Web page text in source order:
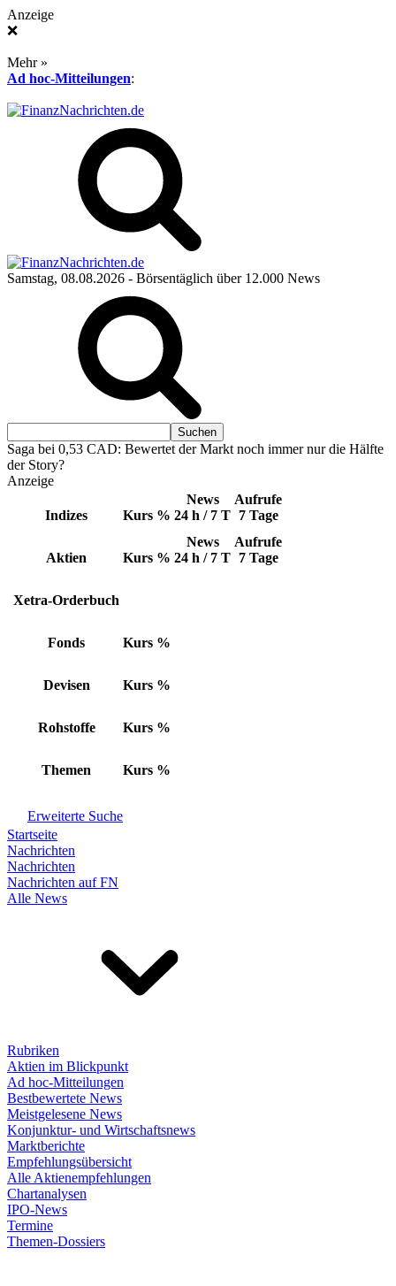
Anzeige
❌
Mehr »
Ad hoc-Mitteilungen:
Samstag, 08.08.2026 - Börsentäglich über 12.000 News
Saga bei 0,53 CAD: Bewertet der Markt noch immer nur die Hälfte
der Story?
Anzeige
Indizes Kurs %
News
24 h / 7 T
Aufrufe
7 Tage
Aktien Kurs %
News
24 h / 7 T
Aufrufe
7 Tage
Xetra-Orderbuch
Fonds Kurs %
Devisen Kurs %
Rohstoffe Kurs %
Themen Kurs %
Erweiterte Suche
Startseite
Nachrichten
Nachrichten
Nachrichten auf FN
Alle News
Rubriken
Aktien im Blickpunkt
Ad hoc-Mitteilungen
Bestbewertete News
Meistgelesene News
Konjunktur- und Wirtschaftsnews
Marktberichte
Empfehlungsübersicht
Alle Aktienempfehlungen
Chartanalysen
IPO-News
Termine
Themen-Dossiers